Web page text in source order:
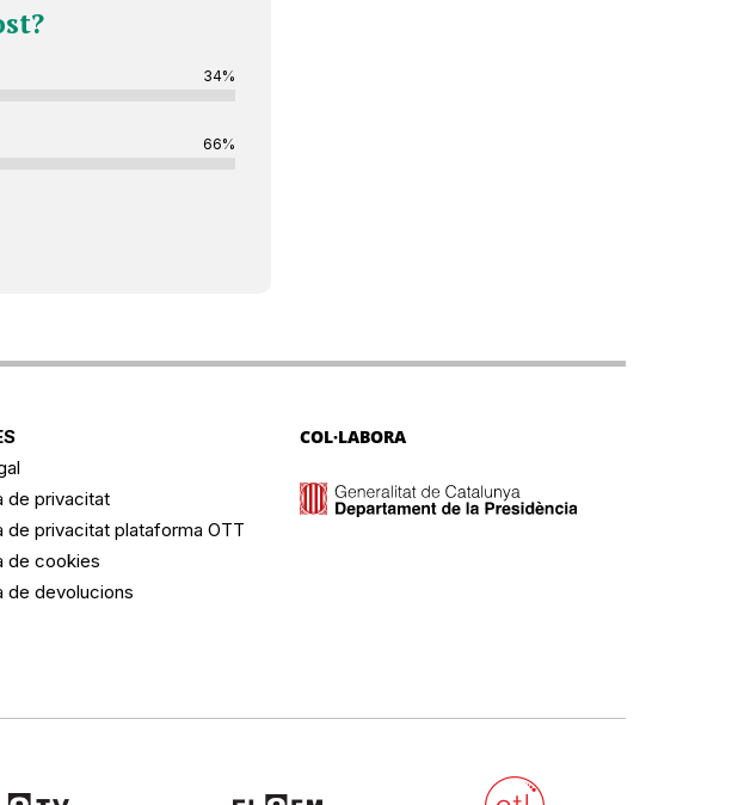
34%
66%
de privacitat
de privacitat plataforma OTT
de cookies
de devolucions
COL·LABORA